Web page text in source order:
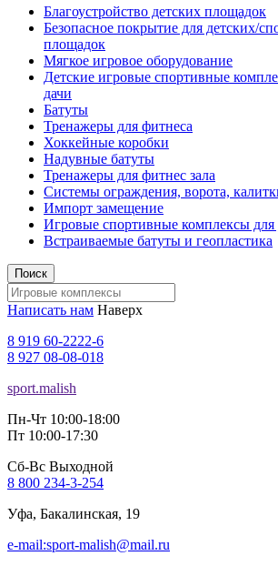
Благоустройство детских площадок
Безопасное покрытие для детских/
площадок
Мягкое игровое оборудование
Детские игровые спортивные
дачи
Батуты
Тренажеры для фитнеса
Хоккейные коробки
Надувные батуты
Тренажеры для фитнес зала
Системы ограждения, ворота,
Импорт замещение
Игровые спортивные комплексы для
Встраиваемые батуты и геопластика
Поиск
Написать нам Наверх
8 919 60-2222-6
8 927 08-08-018
sport.malish
Пн-Чт 10:00-18:00
Пт 10:00-17:30
Сб-Вс Выходной
8 800 234-3-254
Уфа, Бакалинская, 19
e-mail:sport-malish@mail.ru